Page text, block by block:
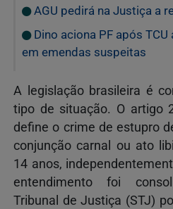
AGU pedirá na Justiça a
Dino aciona PF após
em emendas suspeitas
A legislação brasileira é
tipo de situação. O artigo
define o crime de estupro
conjunção carnal ou ato
14 anos,
entendimento foi
Tribunal de Justiça (STJ)